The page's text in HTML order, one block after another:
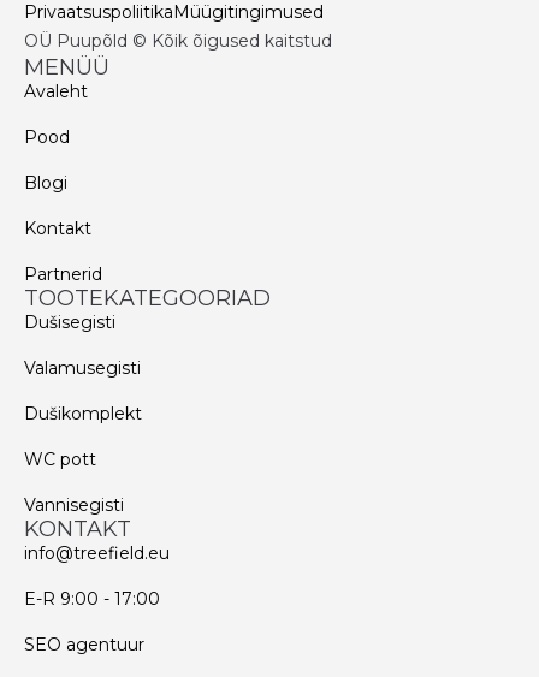
PrivaatsuspoliitikaMüügitingimused
OÜ Puupõld © Kõik õigused kaitstud
MENÜÜ
Avaleht
Pood
Blogi
Kontakt
Partnerid
TOOTEKATEGOORIAD
Dušisegisti
Valamusegisti
Dušikomplekt
WC pott
Vannisegisti
KONTAKT
info@treefield.eu
E-R 9:00 - 17:00
SEO agentuur